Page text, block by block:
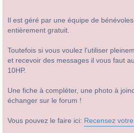
Il est géré par une équipe de
entièrement gratuit.
Toutefois si vous voulez l'utiliser
et recevoir des messages il vous faut
10HP.
Une fiche à compléter, une photo à
échanger sur le forum !
Vous pouvez le faire ici: Recensez